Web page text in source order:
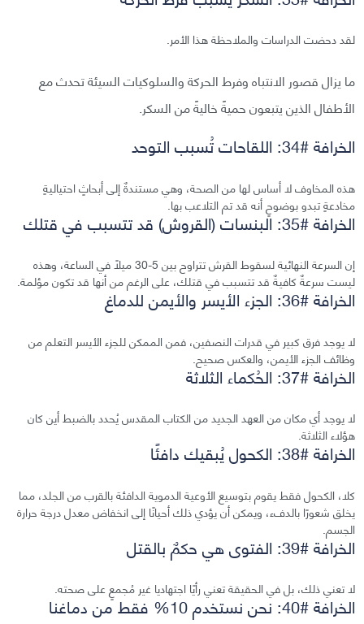
لقد دحضت الدراسات والملاحظة هذا الأمر.
ما يزال قصور الانتباه وفرط الحركة والسلوكيات السيئة تحدث مع
الأطفال الذين يتبعون حميةً خاليةً من السكر.
الخرافة #34: اللقاحات تُسبب التوحد
هذه المخاوف لا أساس لها من الصحة، وهي مستندةٌ إلى أبحاثٍ احتياليةٍ
مخادعةٍ تبدو بوضوحٍ أنه قد تم التلاعب بها.
الخرافة #35: البنسات (القروش) قد تتسبب في قتلك
إن السرعة النهائية لسقوط القرش تتراوح بين 5-30 ميلًا في الساعة، وهذه
ليست سرعةٌ كافيةٌ قد تتسبب في قتلك، على الرغم من أنها قد تكون مؤلمة.
الخرافة #36: الجزء الأيسر والأيمن للدماغ
لا يوجد فرق كبير في قدرات النصفين، فمن الممكن للجزء الأيسر التعلم من
وظائف الجزء الأيمن، والعكس صحيح.
الخرافة #37: الحُكماء الثلاثة
لا يوجد أي مكان من العهد الجديد من الكتاب المقدس يُحدد بالضبط أين كان
هؤلاء الثلاثة.
الخرافة #38: الكحول يُبقيك دافئًا
كلا، الكحول فقط يقوم بتوسيع الأوعية الدموية الدافئة بالقرب من الجلد، مما
يخلق شعورًا بالدفء، ويمكن أن يؤدي ذلك أحيانًا إلى انخفاض معدل درجة حرارة
الجسم.
الخرافة #39: الفتوى هي حكمٌ بالقتل
لا تعني ذلك، بل في الحقيقة تعني رأيًا اجتهاديا غير مُجمعٍ على صحته.
الخرافة #40: نحن نستخدم 10% فقط من دماغنا